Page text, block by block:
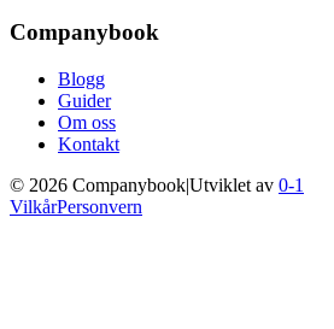
Companybook
Blogg
Guider
Om oss
Kontakt
© 2026 Companybook|Utviklet av 0-1
VilkårPersonvern